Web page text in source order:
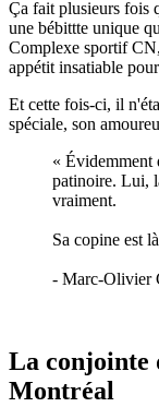
Ça fait plusieurs fois
une bébittte unique
Complexe sportif
appétit insatiable
Et cette fois-ci, il
spéciale, son
« Évidemment
patinoire. Lui,
vraiment.
Sa copine est
- Marc-Olivier
La conjointe
Montréal